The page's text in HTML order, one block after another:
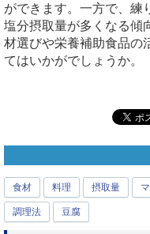
ができます。一方で、練
塩分摂取量が多くなる傾
材選びや栄養補助食品の
てはいかがでしょうか。
食材 料理 摂取量
調理法 豆腐